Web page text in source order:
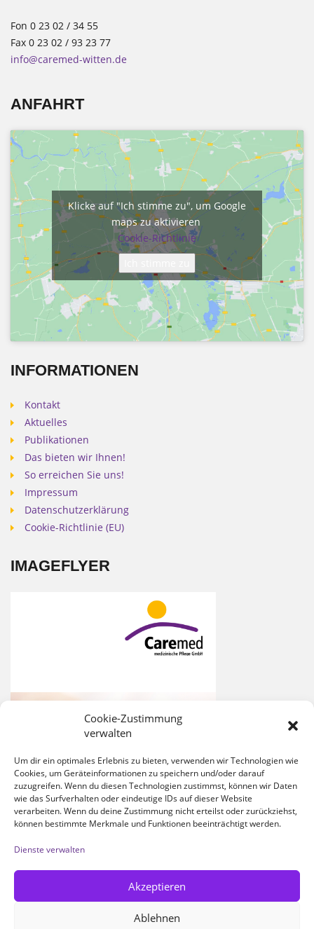
Cookie-Zustimmung
verwalten
Um dir ein optimales Erlebnis zu bieten, verwenden wir Technologien wie
Cookies, um Geräteinformationen zu speichern und/oder darauf
zuzugreifen. Wenn du diesen Technologien zustimmst, können wir Daten
wie das Surfverhalten oder eindeutige IDs auf dieser Website
verarbeiten. Wenn du deine Zustimmung nicht erteilst oder zurückziehst,
können bestimmte Merkmale und Funktionen beeinträchtigt werden.
Dienste verwalten
Akzeptieren
Ablehnen
Fon 0 23 02 / 34 55
Fax 0 23 02 / 93 23 77
info@caremed-witten.de
ANFAHRT
Klicke auf "Ich stimme zu", um Google
maps zu aktivieren
Cookie-Richtlinie
INFORMATIONEN
Kontakt
Aktuelles
Publikationen
Das bieten wir Ihnen!
So erreichen Sie uns!
Impressum
Datenschutzerklärung
Cookie-Richtlinie (EU)
IMAGEFLYER